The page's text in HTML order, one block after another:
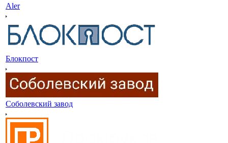
Aler
Блокпост
Соболевский завод